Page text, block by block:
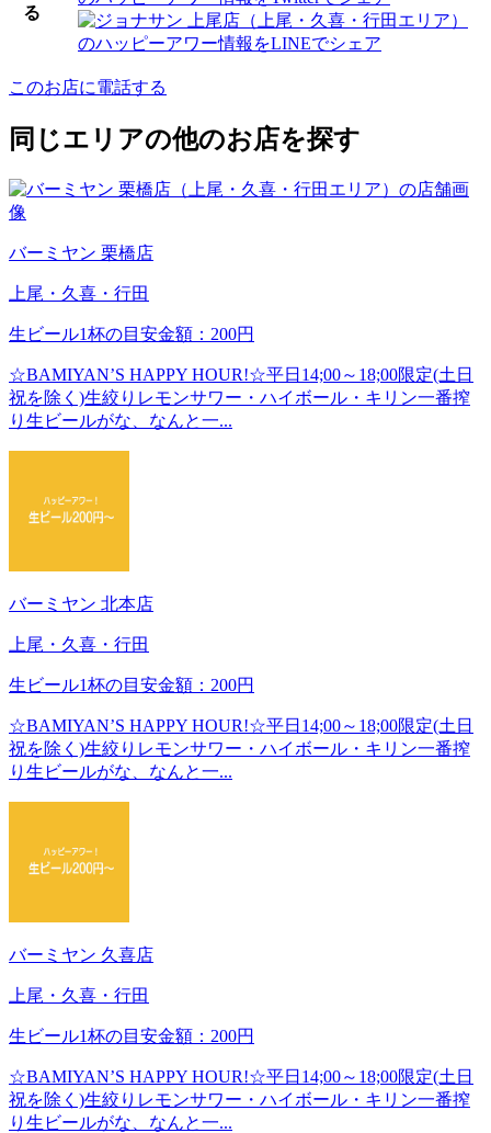
る
このお店に電話する
同じエリアの他のお店を探す
バーミヤン 栗橋店
上尾・久喜・行田
生ビール1杯の目安金額：200円
☆BAMIYAN’S HAPPY HOUR!☆平日14;00～18;00限定(土日
祝を除く)生絞りレモンサワー・ハイボール・キリン一番搾
り生ビールがな、なんと一...
バーミヤン 北本店
上尾・久喜・行田
生ビール1杯の目安金額：200円
☆BAMIYAN’S HAPPY HOUR!☆平日14;00～18;00限定(土日
祝を除く)生絞りレモンサワー・ハイボール・キリン一番搾
り生ビールがな、なんと一...
バーミヤン 久喜店
上尾・久喜・行田
生ビール1杯の目安金額：200円
☆BAMIYAN’S HAPPY HOUR!☆平日14;00～18;00限定(土日
祝を除く)生絞りレモンサワー・ハイボール・キリン一番搾
り生ビールがな、なんと一...